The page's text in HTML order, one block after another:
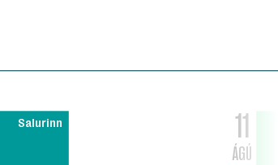
Salurinn 11
ÁGÚ